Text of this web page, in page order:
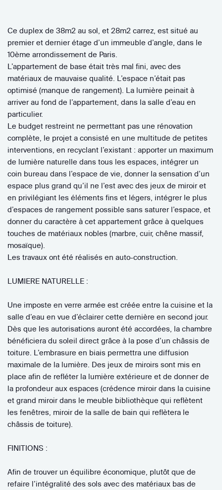
Ce duplex de 38m2 au sol, et 28m2 carrez, est situé au
premier et dernier étage d’un immeuble d’angle, dans le
10ème arrondissement de Paris.
L’appartement de base était très mal fini, avec des
matériaux de mauvaise qualité. L’espace n’était pas
optimisé (manque de rangement). La lumière peinait à
arriver au fond de l’appartement, dans la salle d’eau en
particulier.
Le budget restreint ne permettant pas une rénovation
complète, le projet a consisté en une multitude de petites
interventions, en recyclant l’existant : apporter un maximum
de lumière naturelle dans tous les espaces, intégrer un
coin bureau dans l’espace de vie, donner la sensation d’un
espace plus grand qu’il ne l’est avec des jeux de miroir et
en privilégiant les éléments fins et légers, intégrer le plus
d’espaces de rangement possible sans saturer l’espace, et
donner du caractère à cet appartement grâce à quelques
touches de matériaux nobles (marbre, cuir, chêne massif,
mosaïque).
Les travaux ont été réalisés en auto-construction.
LUMIERE NATURELLE :
Une imposte en verre armée est créée entre la cuisine et la
salle d’eau en vue d’éclairer cette dernière en second jour.
Dès que les autorisations auront été accordées, la chambre
bénéficiera du soleil direct grâce à la pose d’un châssis de
toiture. L’embrasure en biais permettra une diffusion
maximale de la lumière. Des jeux de miroirs sont mis en
place afin de refléter la lumière extérieure et de donner de
la profondeur aux espaces (crédence miroir dans la cuisine
et grand miroir dans le meuble bibliothèque qui reflètent
les fenêtres, miroir de la salle de bain qui reflètera le
châssis de toiture).
FINITIONS :
Afin de trouver un équilibre économique, plutôt que de
refaire l’intégralité des sols avec des matériaux bas de